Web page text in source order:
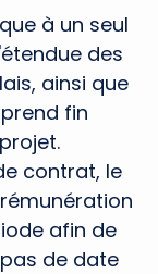
à un seul
des
ainsi que
fin
contrat, le
afin de
de date